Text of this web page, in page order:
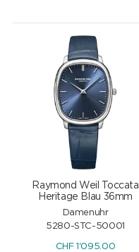
Raymond Weil Toccata
Heritage Blau 36mm
Damenuhr
5280-STC-50001
CHF1'095.00